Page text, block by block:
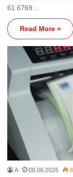
61.6769…
Read More »
A 08.06.2026